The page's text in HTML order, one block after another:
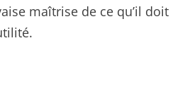
maîtrise de ce qu’il doit